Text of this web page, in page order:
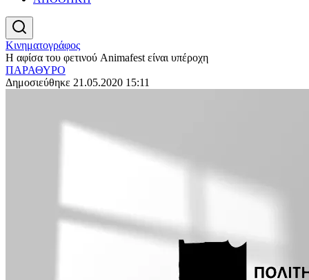
Κινηματογράφος
Η αφίσα του φετινού Animafest είναι υπέροχη
ΠΑΡΑΘΥΡΟ
Δημοσιεύθηκε 21.05.2020 15:11